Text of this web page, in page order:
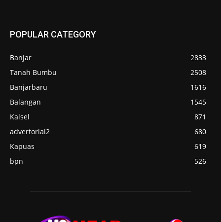
POPULAR CATEGORY
Banjar
2833
Tanah Bumbu
2508
Banjarbaru
1616
Balangan
1545
Kalsel
871
advertorial2
680
Kapuas
619
bpn
526